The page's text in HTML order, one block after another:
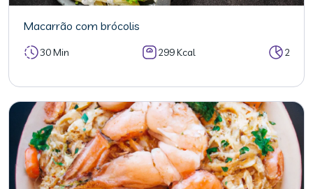
Macarrão com brócolis
30 Min 299 Kcal 2